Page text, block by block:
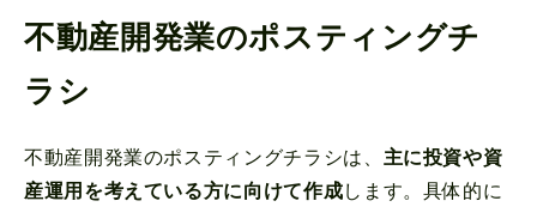
不動産開発業のポスティングチ
ラシ
不動産開発業のポスティングチラシは、 主に投資や資
産運用を考えている方に向けて作成します。具体的に